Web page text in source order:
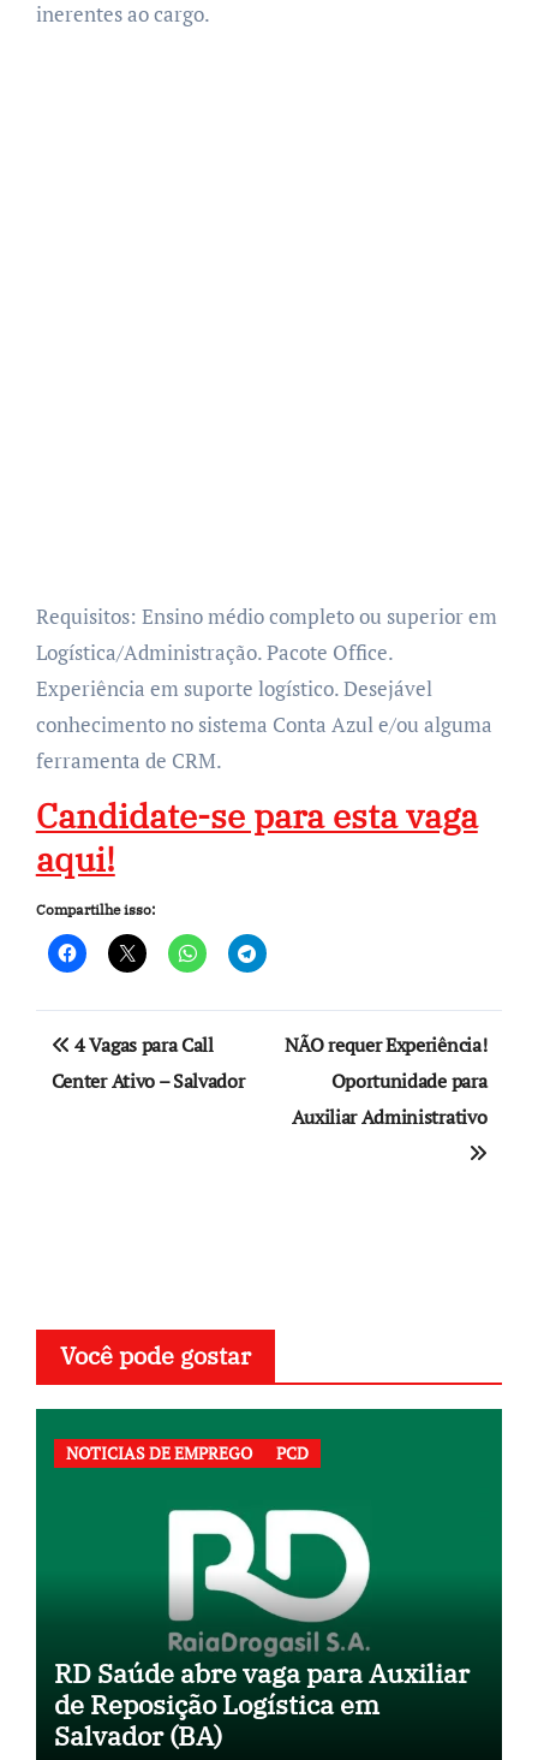
inerentes ao cargo.
Requisitos: Ensino médio completo ou superior em
Logística/Administração. Pacote Office.
Experiência em suporte logístico. Desejável
conhecimento no sistema Conta Azul e/ou alguma
ferramenta de CRM.
Candidate-se para esta vaga
aqui!
Compartilhe isso:
Navegação
de
4 Vagas para Call
Center Ativo – Salvador
NÃO requer Experiência!
Oportunidade para
Auxiliar Administrativo
Você pode gostar
NOTICIAS DE EMPREGO PCD
RD Saúde abre vaga para Auxiliar
de Reposição Logística em
Salvador (BA)